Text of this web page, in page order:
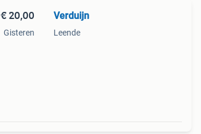
€ 20,00
Gisteren
Verduijn
Leende